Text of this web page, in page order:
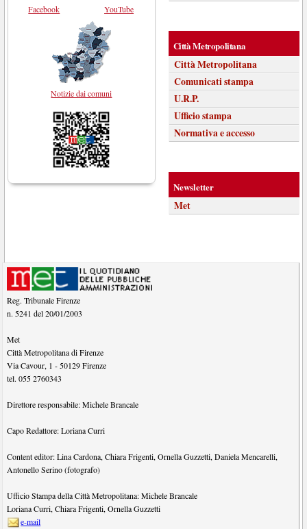
Facebook YouTube
Notizie dai comuni
Città Metropolitana
Città Metropolitana
Comunicati stampa
U.R.P.
Ufficio stampa
Normativa e accesso
Newsletter
Met
Reg. Tribunale Firenze
n. 5241 del 20/01/2003
Met
Città Metropolitana di Firenze
Via Cavour, 1 - 50129 Firenze
tel.055 2760343
Direttore responsabile:Michele Brancale
Capo Redattore:Loriana Curri
Content editor:Lina Cardona,Chiara Frigenti,Ornella Guzzetti,Daniela Mencarelli,
Antonello Serino (fotografo)
Ufficio Stampa della Città Metropolitana:Michele Brancale
Loriana Curri,Chiara Frigenti,Ornella Guzzetti
e-mail